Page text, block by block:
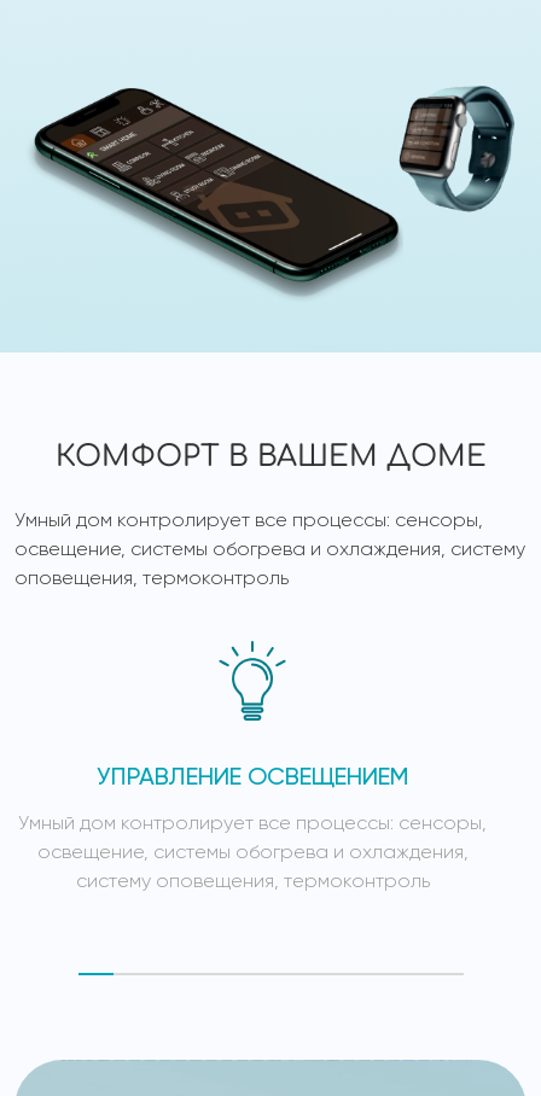
КОМФОРТ В ВАШЕМ ДОМЕ
Умный дом контролирует все процессы: сенсоры,
освещение, системы обогрева и охлаждения, систему
оповещения, термоконтроль
УПРАВЛЕНИЕ ОСВЕЩЕНИЕМ
Умный дом контролирует все процессы: сенсоры,
освещение, системы обогрева и охлаждения,
систему оповещения, термоконтроль